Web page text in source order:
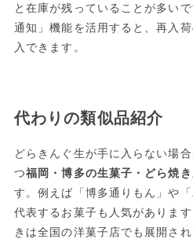
と在庫が残っていることが多い
通知」機能を活用すると、再入
入できます。
代わりの類似品紹介
どらきんぐ生が手に入らない場
つ福岡・博多の生菓子・どら焼
す。例えば「博多通りもん」や
代表するお菓子も人気がありま
きは全国の洋菓子店でも展開さ